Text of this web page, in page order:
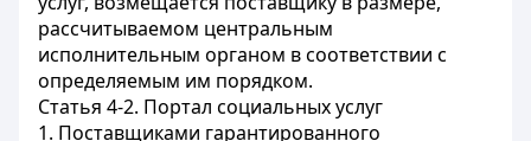
рассчитываемом центральным
исполнительным органом в соответствии с
определяемым им порядком.
Статья 4-2. Портал социальных услуг
1. Поставщиками гарантированного